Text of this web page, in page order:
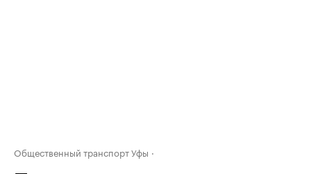
Общественный транспорт Уфы